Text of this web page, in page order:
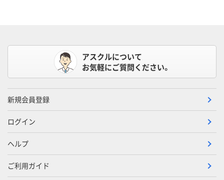
アスクルについて
お気軽にご質問ください。
新規会員登録
ログイン
ヘルプ
ご利用ガイド